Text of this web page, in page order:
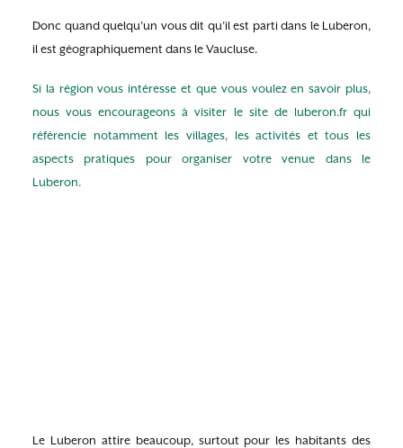
Donc quand quelqu’un vous dit qu’il est parti dans le Luberon,
il est géographiquement dans le Vaucluse.
Si la région vous intéresse et que vous voulez en savoir plus,
nous vous encourageons à visiter le site de luberon.fr qui
référencie notamment les villages, les activités et tous les
aspects pratiques pour organiser votre venue dans le
Luberon.
Le Luberon attire beaucoup, surtout pour les habitants des